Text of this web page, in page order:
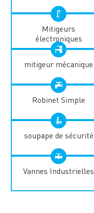
Mitigeurs
électroniques
mitigeur mécanique
Robinet Simple
soupape de sécurité
Vannes Industrielles